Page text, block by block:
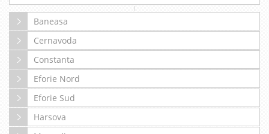
Baneasa
Cernavoda
Constanta
Eforie Nord
Eforie Sud
Harsova